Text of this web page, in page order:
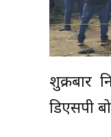
शुक्रबार
डिएसपी